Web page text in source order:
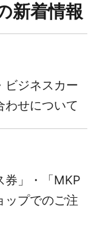
新着情報
ビジネスカー
わせについて
券」・「MKP
ップでのご注